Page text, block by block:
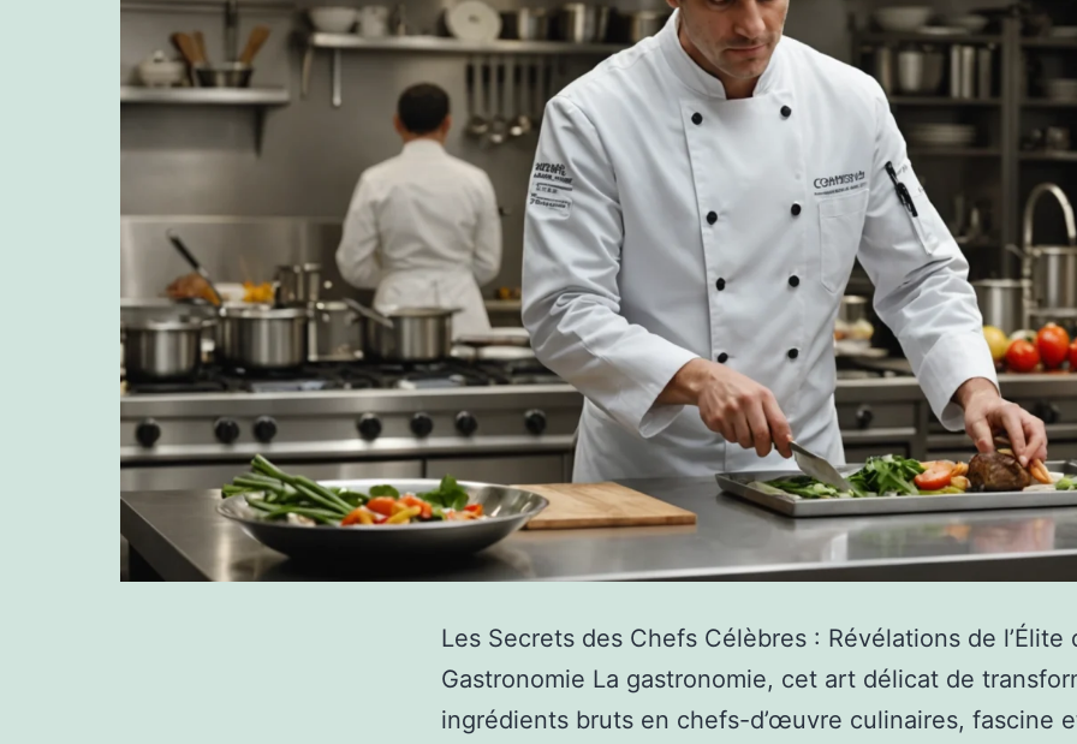
Les Secrets des Chefs Célèbres : Révélations de l’Élite
Gastronomie La gastronomie, cet art délicat de
ingrédients bruts en chefs-d’œuvre culinaires, fascine